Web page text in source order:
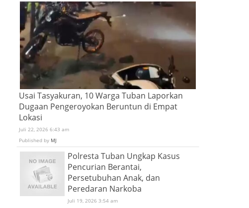
Usai Tasyakuran, 10 Warga Tuban Laporkan
Dugaan Pengeroyokan Beruntun di Empat
Lokasi
Juli 22, 2026 6:43 am
Published by MJ
Polresta Tuban Ungkap Kasus
Pencurian Berantai,
Persetubuhan Anak, dan
Peredaran Narkoba
Juli 19, 2026 3:54 am